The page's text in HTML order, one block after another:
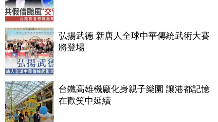
弘揚武德 新唐人全球中華傳統武術大賽
將登場
台鐵高雄機廠化身親子樂園 讓港都記憶
在歡笑中延續